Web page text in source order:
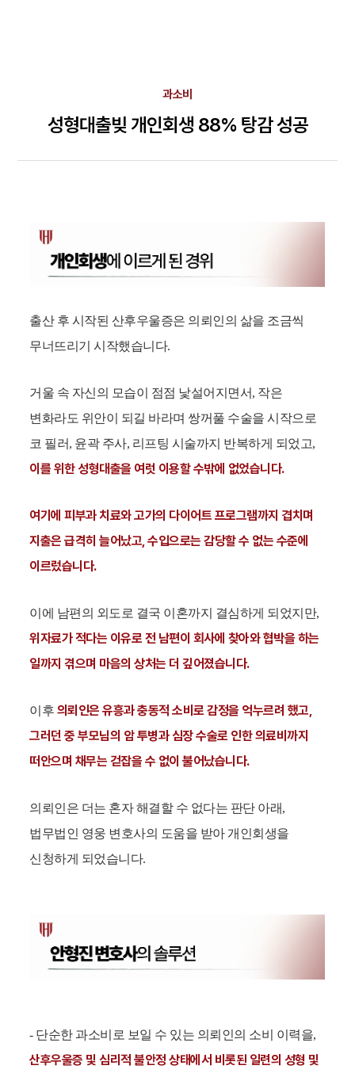
과소비
성형대출빚 개인회생 88% 탕감 성공
출산 후 시작된 산후우울증은 의뢰인의 삶을 조금씩
무너뜨리기 시작했습니다.
거울 속 자신의 모습이 점점 낯설어지면서, 작은
변화라도 위안이 되길 바라며 쌍꺼풀 수술을 시작으로
코 필러, 윤곽 주사, 리프팅 시술까지 반복하게 되었고,
이를 위한 성형대출을 여럿 이용할 수밖에 없었습니다.
여기에 피부과 치료와 고가의 다이어트 프로그램까지 겹치며
지출은 급격히 늘어났고, 수입으로는 감당할 수 없는 수준에
이르렀습니다.
이에 남편의 외도로 결국 이혼까지 결심하게 되었지만,
위자료가 적다는 이유로 전 남편이 회사에 찾아와 협박을 하는
일까지 겪으며 마음의 상처는 더 깊어졌습니다.
이후 의뢰인은 유흥과 충동적 소비로 감정을 억누르려 했고,
그러던 중 부모님의 암 투병과 심장 수술로 인한 의료비까지
떠안으며 채무는 걷잡을 수 없이 불어났습니다.
의뢰인은 더는 혼자 해결할 수 없다는 판단 아래,
법무법인 영웅 변호사의 도움을 받아 개인회생을
신청하게 되었습니다.
- 단순한 과소비로 보일 수 있는 의뢰인의 소비 이력을,
산후우울증 및 심리적 불안정 상태에서 비롯된 일련의 성형 및